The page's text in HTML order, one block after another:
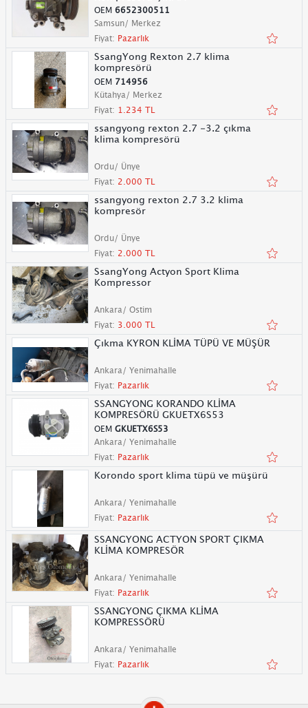
OEM 6652300511
Samsun/ Merkez
Fiyat: Pazarlık
SsangYong Rexton 2.7 klima
kompresörü
OEM 714956
Kütahya/ Merkez
Fiyat: 1.234 TL
ssangyong rexton 2.7 -3.2 çıkma
klima kompresörü
Ordu/ Ünye
Fiyat: 2.000 TL
ssangyong rexton 2.7 3.2 klima
kompresör
Ordu/ Ünye
Fiyat: 2.000 TL
SsangYong Actyon Sport Klima
Kompressor
Ankara/ Ostim
Fiyat: 3.000 TL
Çıkma KYRON KLİMA TÜPÜ VE MÜŞÜR
Ankara/ Yenimahalle
Fiyat: Pazarlık
SSANGYONG KORANDO KLİMA
KOMPRESÖRÜ GKUETX6S53
OEM GKUETX6S53
Ankara/ Yenimahalle
Fiyat: Pazarlık
Korondo sport klima tüpü ve müşürü
Ankara/ Yenimahalle
Fiyat: Pazarlık
SSANGYONG ACTYON SPORT ÇIKMA
KLİMA KOMPRESÖR
Ankara/ Yenimahalle
Fiyat: Pazarlık
SSANGYONG ÇIKMA KLİMA
KOMPRESSÖRÜ
Ankara/ Yenimahalle
Fiyat: Pazarlık